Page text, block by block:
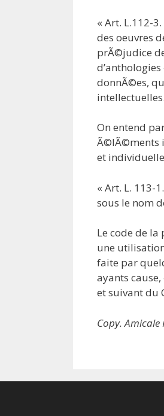
« Art. L.112-
des oeuvres
prÃ©judice
donnÃ©es,
intellectuelles.
On entend
Ã©lÃ©ments
et
« Art. L. 113-
sous le nom
Le code de
une
faite par
ayants
et suivant du
Copy.